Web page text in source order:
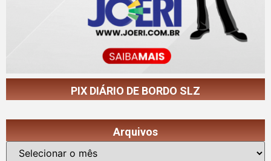
PIX DIÁRIO DE BORDO SLZ
Arquivos